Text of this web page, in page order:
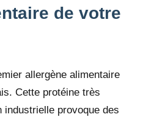
de votre
allergène alimentaire
Cette protéine très
industrielle provoque des